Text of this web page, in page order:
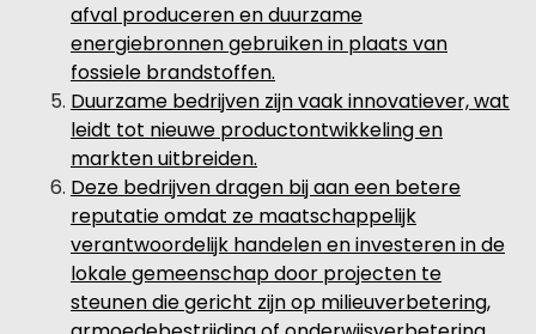
afval produceren en duurzame
energiebronnen gebruiken in plaats van
fossiele brandstoffen.
Duurzame bedrijven zijn vaak innovatiever, wat
leidt tot nieuwe productontwikkeling en
markten uitbreiden.
Deze bedrijven dragen bij aan een betere
reputatie omdat ze maatschappelijk
verantwoordelijk handelen en investeren in de
lokale gemeenschap door projecten te
steunen die gericht zijn op milieuverbetering,